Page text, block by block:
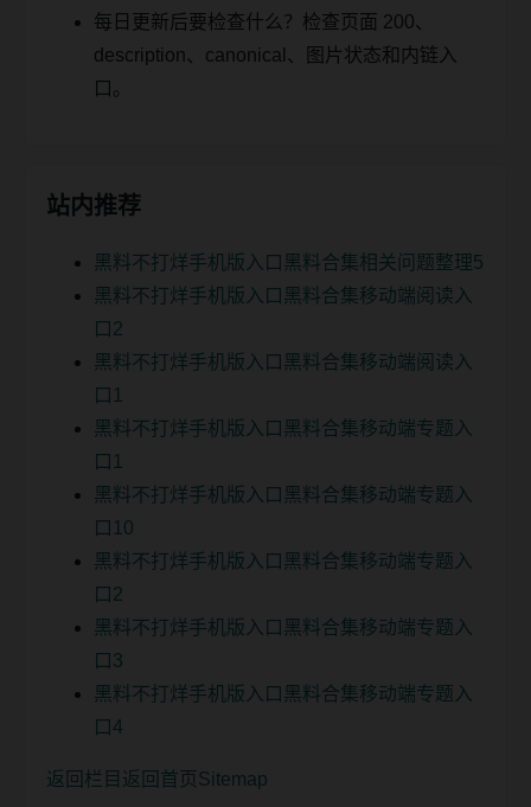
每日更新后要检查什么？检查页面 200、
description、canonical、图片状态和内链入
口。
站内推荐
黑料不打烊手机版入口黑料合集相关问题整理5
黑料不打烊手机版入口黑料合集移动端阅读入
口2
黑料不打烊手机版入口黑料合集移动端阅读入
口1
黑料不打烊手机版入口黑料合集移动端专题入
口1
黑料不打烊手机版入口黑料合集移动端专题入
口10
黑料不打烊手机版入口黑料合集移动端专题入
口2
黑料不打烊手机版入口黑料合集移动端专题入
口3
黑料不打烊手机版入口黑料合集移动端专题入
口4
返回栏目 返回首页 Sitemap